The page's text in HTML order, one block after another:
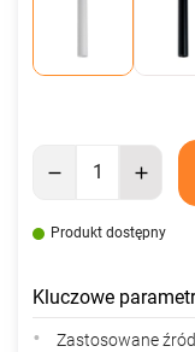
Produkt dostępny
Kluczowe
Zastosowane